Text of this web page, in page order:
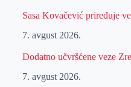
Sasa Kovačević priređuje
7. avgust 2026.
Dodatno učvršćene veze
7. avgust 2026.